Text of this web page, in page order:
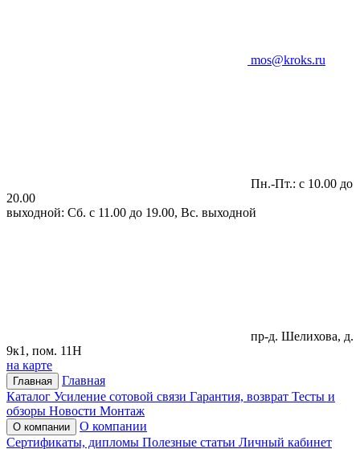
mos@kroks.ru
Пн.-Пт.: с 10.00 до
20.00
выходной: Сб. с 11.00 до 19.00, Вс. выходной
пр-д. Шелихова, д.
9к1, пом. 11Н
на карте
Главная
Главная
Каталог Усиление сотовой связи Гарантия, возврат Тесты и
обзоры Новости Монтаж
О компании
О компании
Сертификаты, дипломы Полезные статьи Личный кабинет